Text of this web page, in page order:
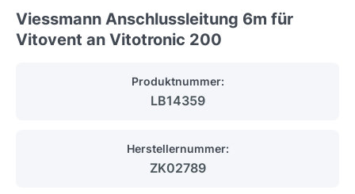
Viessmann Anschlussleitung 6m für
Vitovent an Vitotronic 200
Produktnummer:
LB14359
Herstellernummer:
ZK02789